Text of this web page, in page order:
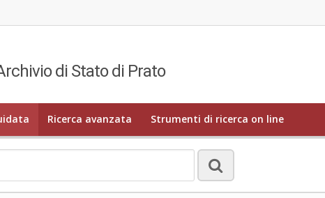
di Stato di Prato
Ricerca avanzata Strumenti di ricerca on line